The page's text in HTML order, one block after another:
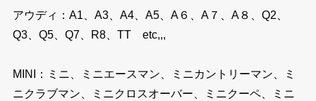
アウディ：A1、A3、A4、A5、A６、A７、A８、Q2、
Q3、Q5、Q7、R8、TT etc,,,
MINI：ミニ、ミニエースマン、ミニカントリーマン、ミ
ニクラブマン、ミニクロスオーバー、ミニクーペ、ミニ